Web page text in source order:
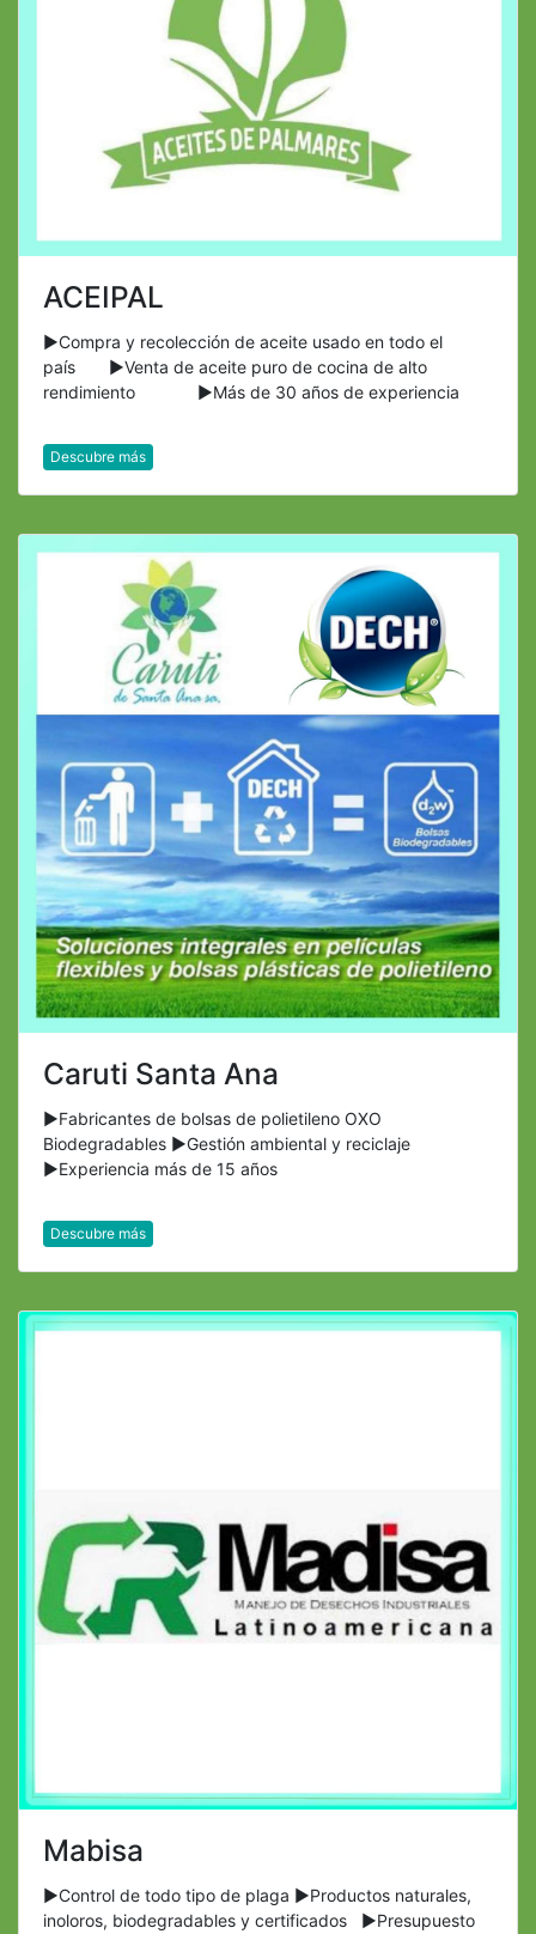
ACEIPAL
►Compra y recolección de aceite usado en todo el
país ►Venta de aceite puro de cocina de alto
rendimiento ►Más de 30 años de experiencia
Descubre más
Caruti Santa Ana
►Fabricantes de bolsas de polietileno OXO
Biodegradables ►Gestión ambiental y reciclaje
►Experiencia más de 15 años
Descubre más
Mabisa
►Control de todo tipo de plaga ►Productos naturales,
inoloros, biodegradables y certificados ►Presupuesto